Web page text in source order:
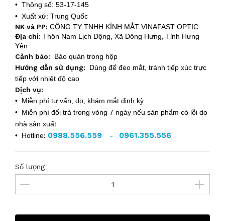
• Thông số: 53-17-145
• Xuất xứ: Trung Quốc
NK và PP: CÔNG TY TNHH KÍNH MẮT VINAFAST OPTIC
Địa chỉ: Thôn Nam Lịch Động, Xã Đông Hưng, Tỉnh Hưng
Yên
Cảnh báo: Bảo quản trong hộp
Hướng dẫn sử dụng: Dùng để đeo mắt, tránh tiếp xúc trực
tiếp với nhiệt độ cao
Dịch vụ:
• Miễn phí tư vấn, đo, khám mắt định kỳ
• Miễn phí đổi trả trong vòng 7 ngày nếu sản phẩm có lỗi do
nhà sản xuất
• Hotline: 0988.556.559 - 0961.355.556
Số lượng